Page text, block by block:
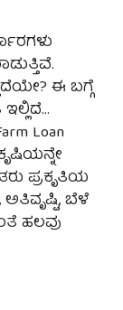
ಈ ಬಗ್ಗೆ
Loan
ಪ್ರಕೃತಿಯ
ಬೆಳೆ
ಹಲವು